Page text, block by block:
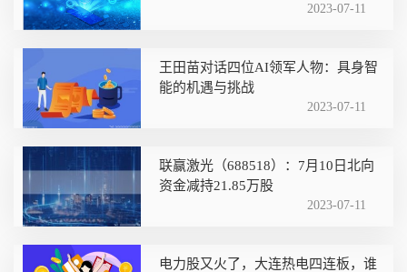
2023-07-11
王田苗对话四位AI领军人物：具身智
能的机遇与挑战
2023-07-11
联赢激光（688518）：7月10日北向
资金减持21.85万股
2023-07-11
电力股又火了，大连热电四连板，谁